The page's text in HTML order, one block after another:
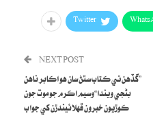
Twitter
NEXT POST
”گڏهن تي ڪتاب سٿڻ سان هو اڪابر ناهن
بڻجي ويندا“وسيم اڪرم جو موت جون
ڪوڙيون خبرون ڦهلائيندڙن کي جواب